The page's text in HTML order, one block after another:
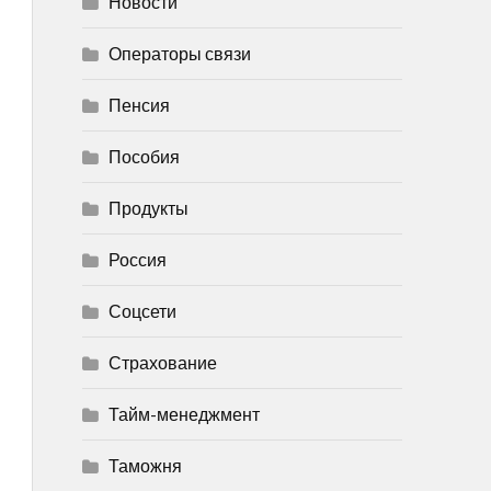
Операторы связи
Пенсия
Пособия
Продукты
Россия
Соцсети
Страхование
Тайм-менеджмент
Таможня